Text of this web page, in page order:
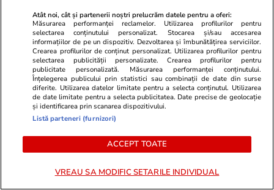
Țoiu, arestează-mă dacă
altceva n-ai de făcut!
Opinii 22 iul.
Atât noi, cât și partenerii noștri prelucrăm datele pentru a oferi:
Măsurarea performanței reclamelor. Utilizarea profilurilor pentru
selectarea conținutului personalizat. Stocarea și/sau accesarea
informațiilor de pe un dispozitiv. Dezvoltarea și îmbunătățirea serviciilor.
Crearea profilurilor de conținut personalizat. Utilizarea profilurilor pentru
selectarea publicității personalizate. Crearea profilurilor pentru
publicitate personalizată. Măsurarea performanței conținutului.
Înțelegerea publicului prin statistici sau combinații de date din surse
diferite. Utilizarea datelor limitate pentru a selecta conținutul. Utilizarea
de date limitate pentru a selecta publicitatea. Date precise de geolocație
și identificarea prin scanarea dispozitivului.
Listă parteneri (furnizori)
ACCEPT TOATE
VREAU SA MODIFIC SETARILE INDIVIDUAL